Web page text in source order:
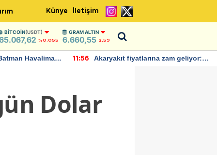
Künye İletişim
BITCOIN(USDT)
%0.055
GRAM ALTIN
6.660,55 2,59
Havalimanı
11:56
Akaryakıt fiyatlarına zam geliyor:
Dolar